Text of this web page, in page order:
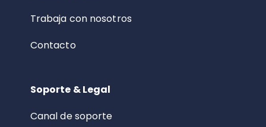
Trabaja con nosotros
Contacto
Soporte & Legal
Canal de soporte